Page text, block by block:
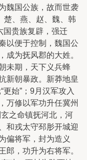
魏国公族，故而世袭
楚、燕、赵、魏、韩
国贵族复辟，强迁
以便于控制，魏国公
成为抚风郡的大姓。
未期，天下义兵蜂
新朝暴政。新莽地皇
始”；9月汉军攻入
万修以军功升任冀州
之命镇抚河北，河
和戎太守邳肜开城迎
偏将军，封为造义
郎，功升为右将军。